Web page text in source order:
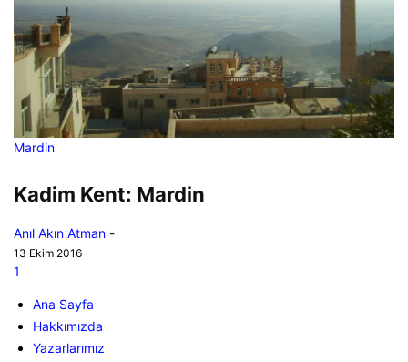
Mardin
Kadim Kent: Mardin
Anıl Akın Atman -
13 Ekim 2016
1
Ana Sayfa
Hakkımızda
Yazarlarımız